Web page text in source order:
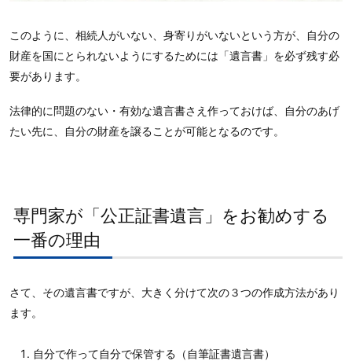
このように、相続人がいない、身寄りがいないという方が、自分の
財産を国にとられないようにするためには「遺言書」を必ず残す必
要があります。
法律的に問題のない・有効な遺言書さえ作っておけば、自分のあげ
たい先に、自分の財産を譲ることが可能となるのです。
専門家が「公正証書遺言」をお勧めする
一番の理由
さて、その遺言書ですが、大きく分けて次の３つの作成方法があり
ます。
自分で作って自分で保管する（自筆証書遺言書）